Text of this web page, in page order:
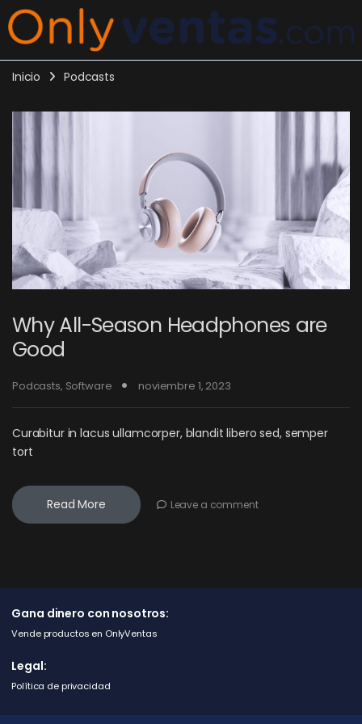
Inicio Podcasts
Why All-Season Headphones are
Good
Podcasts, Software noviembre 1, 2023
Curabitur in lacus ullamcorper, blandit libero sed, semper
tort
Read More Leave a comment
Gana dinero con nosotros:
Vende productos en OnlyVentas
Legal:
Política de privacidad